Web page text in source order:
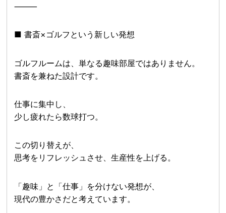
⸻
■ 書斎×ゴルフという新しい発想
ゴルフルームは、単なる趣味部屋ではありません。
書斎を兼ねた設計です。
仕事に集中し、
少し疲れたら数球打つ。
この切り替えが、
思考をリフレッシュさせ、生産性を上げる。
「趣味」と「仕事」を分けない発想が、
現代の豊かさだと考えています。